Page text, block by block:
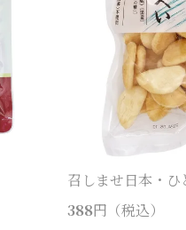
召しませ日本・
388円（税込）